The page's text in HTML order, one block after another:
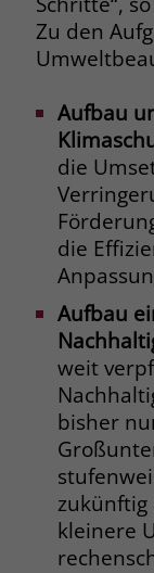
Zu den
Aufbau
die
die
Aufbau
weit
bisher
zukünftig
kleinere
Anbieter
Laufzeit
Zweck
Anbieter
Laufzeit